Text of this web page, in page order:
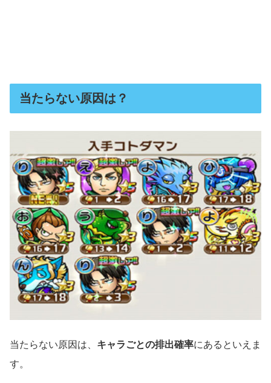
当たらない原因は？
当たらない原因は、 キャラごとの排出確率にあるといえま
す。